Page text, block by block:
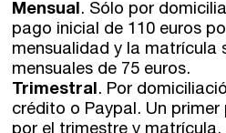
Mensual. Sólo por
pago inicial de 110 euros
mensualidad y la matrícula
mensuales de 75 euros.
Trimestral. Por
crédito o Paypal. Un primer